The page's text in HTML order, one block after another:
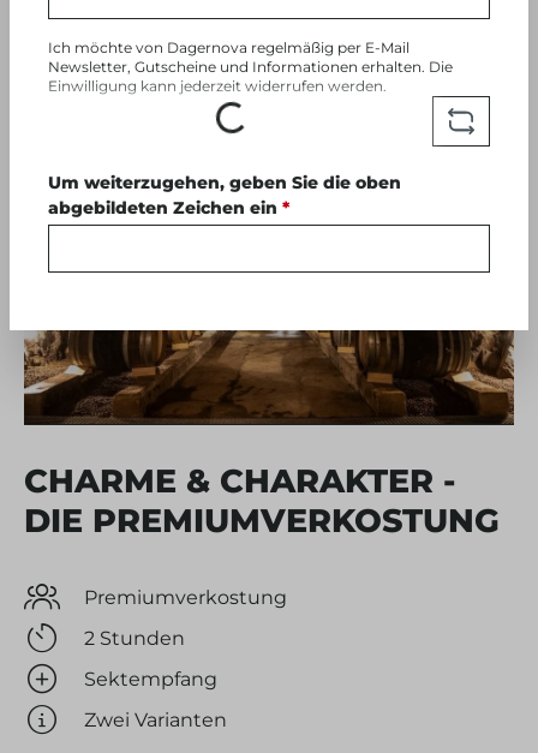
ab 35,00€
CHARME & CHARAKTER -
DIE PREMIUMVERKOSTUNG
Premiumverkostung
2 Stunden
Sektempfang
Zwei Varianten
Ich möchte von Dagernova regelmäßig per E-Mail
Newsletter, Gutscheine und Informationen erhalten. Die
Einwilligung kann jederzeit widerrufen werden.
Loading...
Um weiterzugehen, geben Sie die oben
abgebildeten Zeichen ein *